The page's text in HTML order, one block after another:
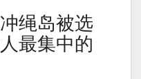
绳岛被选
最集中的